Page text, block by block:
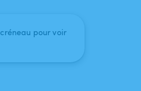
pour voir